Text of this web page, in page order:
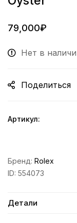
79,000₽
Нет в
Поделиться
Артикул:
Бренд: Rolex
ID: 554073
Детали